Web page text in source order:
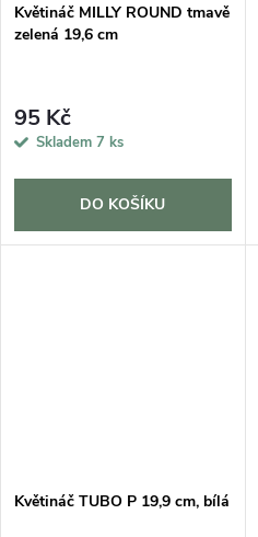
Květináč MILLY ROUND tmavě
zelená 19,6 cm
95 Kč
Skladem 7 ks
DO KOŠÍKU
Květináč TUBO P 19,9 cm, bílá